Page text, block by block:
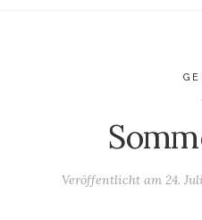
Veröffentlicht am 24.